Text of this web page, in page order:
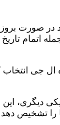
در صورت
اتمام
جی انتخاب
دیگری،
تشخیص دهد و